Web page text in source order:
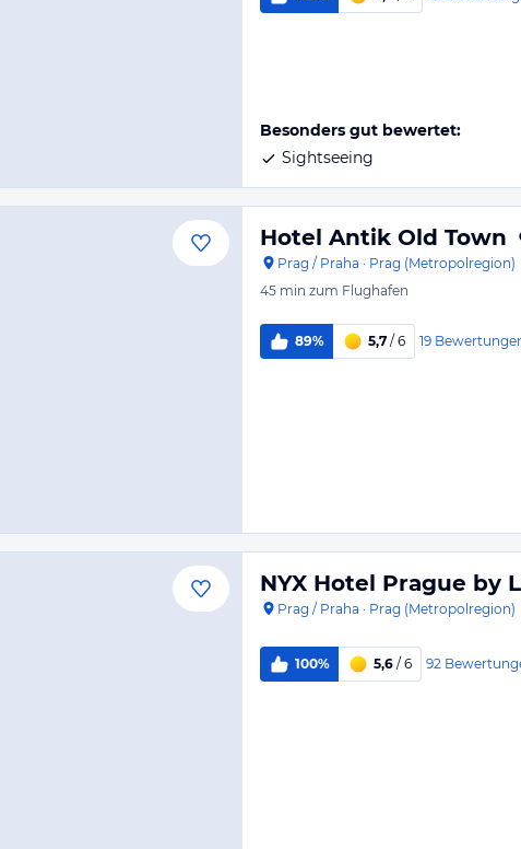
Besonders gut bewertet:
Sightseeing
Hotel Antik Old Town
Prag / Praha · Prag (Metropolregion)
45 min zum Flughafen
89% 5,7 / 6 19
NYX Hotel Prague by
Prag / Praha · Prag (Metropolregion)
100% 5,6 / 6 92